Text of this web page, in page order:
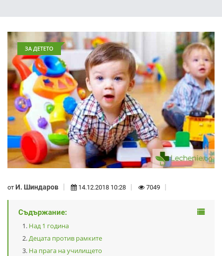
ЗА ДЕТЕТО
от И. Шиндаров 14.12.2018 10:28 7049
Съдържание:
Над 1 година
Децата против рамките
На прага на училището